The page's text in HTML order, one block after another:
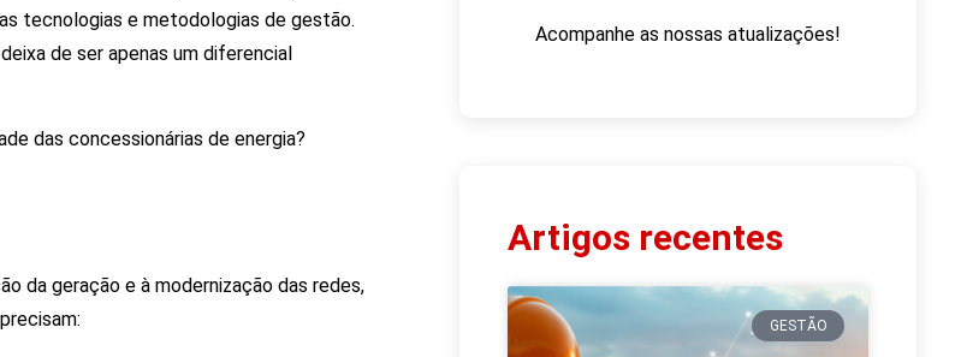
tecnologias e metodologias de gestão.
deixa de ser apenas um diferencial
das concessionárias de energia?
da geração e à modernização das redes,
Acompanhe as nossas atualizações!
Artigos recentes
GESTÃO